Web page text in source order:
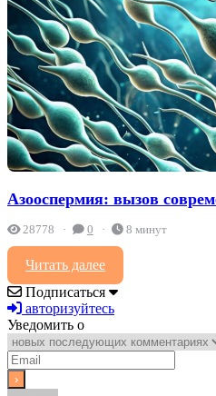
Азооспермия: вызов
28778 0 8 минут
Читать далее
Подписаться
авторизуйтесь
Уведомить о